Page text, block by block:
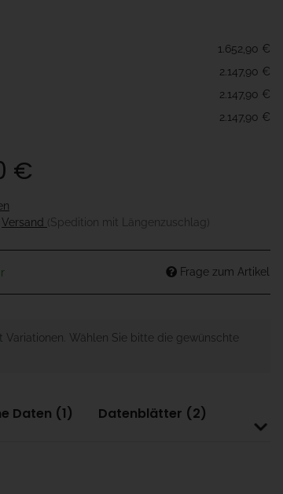
1.652,90 €
2.147,90 €
2.147,90 €
2.147,90 €
€
Versand (Spedition mit Längenzuschlag)
Frage zum Artikel
Variationen. Wählen Sie bitte die gewünschte
Daten (1) Datenblätter (2)